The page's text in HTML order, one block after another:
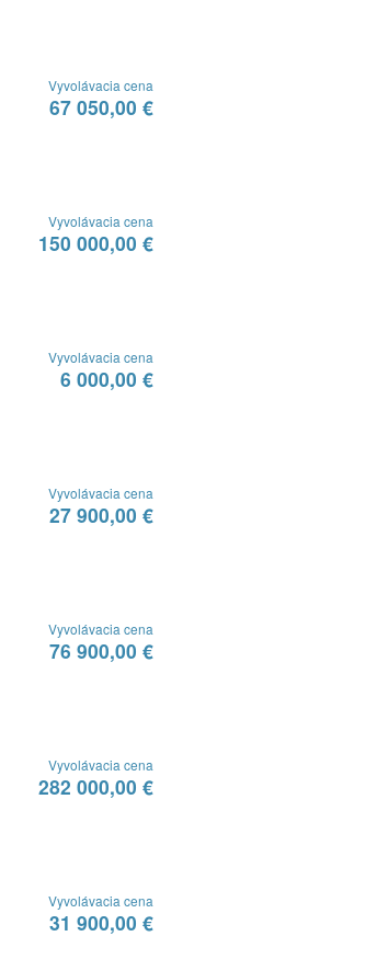
Vyvolávacia cena
67 050,00 €
Vyvolávacia cena
150 000,00 €
Vyvolávacia cena
6 000,00 €
Vyvolávacia cena
27 900,00 €
Vyvolávacia cena
76 900,00 €
Vyvolávacia cena
282 000,00 €
Vyvolávacia cena
31 900,00 €